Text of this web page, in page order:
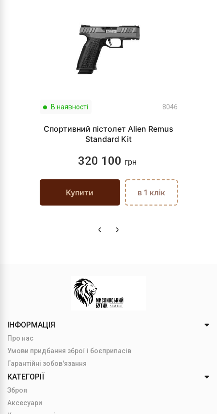
В наявності 8046
Спортивний пістолет Alien Remus
Standard Kit
320 100 грн
Купити в 1 клік
ІНФОРМАЦІЯ
Про нас
Умови придбання зброї і боєприпасів
Гарантійні зобов'язання
КАТЕГОРІЇ
Зброя
Аксесуари